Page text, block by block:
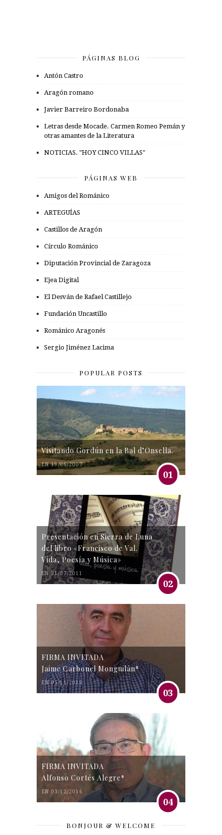
PÁGINAS BLOG
Antón Castro
Aragón romano
Javier Barreiro Bordonaba
Letras desde Mocade. Carmen Romeo Pemán y
otras amantes de la Literatura
NOTICIAS. "HOY CINCO VILLAS"
PÁGINAS WEB
Amigos del Románico
ARTEGUÍAS
Castillos de Aragón
Círculo Románico
Diputación Provincial de Zaragoza
Ejea Digital
El Desván de Rafael Castillejo
Fundación Uncastillo
Románico Aragonés
Sergio Jiménez Lacima
POPULAR POSTS
Visitando Gordún en la Bal d’Onsella.
EN 19/06/2007
01
Presentación en Sierra de Luna
del libro «Francisco de Val.
Vida, Poesía y Música»
EN 31/07/2011
02
FIRMA INVITADA
Jaime Carbonel Monguilán*
EN 05/11/2016
03
FIRMA INVITADA
Alfonso Cortés Alegre*
EN 03/12/2016
04
BONJOUR & WELCOME